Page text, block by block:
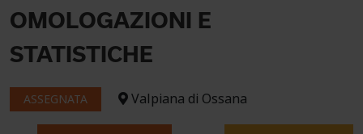
OMOLOGAZIONI E
STATISTICHE
ASSEGNATA Valpiana di Ossana